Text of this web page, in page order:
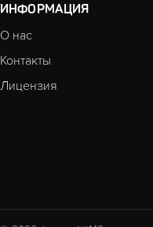
ИНФОРМАЦИЯ
О нас
Контакты
Лицензия